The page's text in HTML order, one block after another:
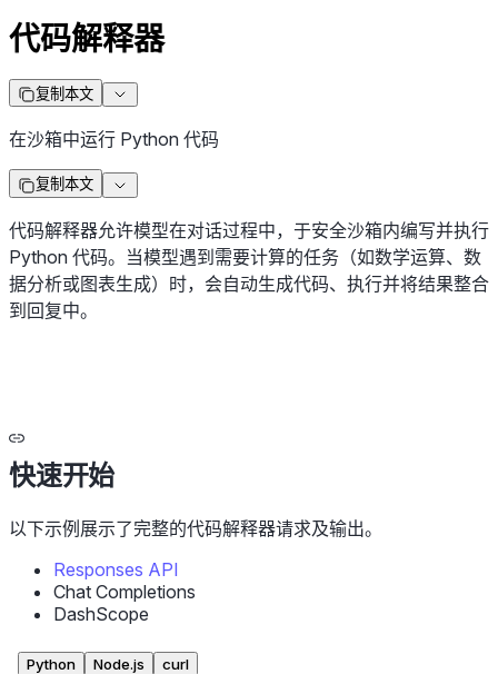
代码解释器
复制本文
在沙箱中运行 Python 代码
复制本文
代码解释器允许模型在对话过程中，于安全沙箱内编写并执行
Python 代码。当模型遇到需要计算的任务（如数学运算、数
据分析或图表生成）时，会自动生成代码、执行并将结果整合
到回复中。
快速开始
以下示例展示了完整的代码解释器请求及输出。
Responses API
Chat Completions
DashScope
Python Node.js curl